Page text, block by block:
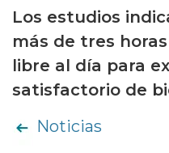
Los estudios
más de tres
libre al día para
satisfactorio de
Noticias